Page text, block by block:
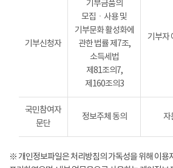
기부신청자
기부금품의
모집ㆍ사용 및
기부문화 활성화에
관한 법률 제7조,
소득세법
제81조의7,
제160조의3
기부자
국민참여자
문단
정보주체 동의 자
※ 개인정보파일은 처리방침의 가독성을 위해 이용